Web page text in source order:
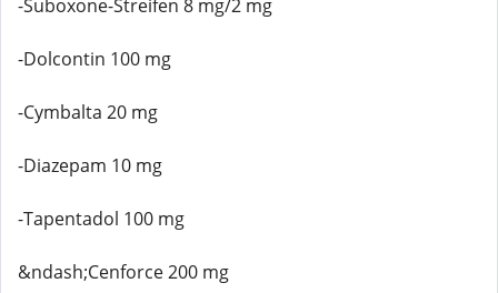
-Suboxone-Streifen 8 mg/2 mg
-Dolcontin 100 mg
-Cymbalta 20 mg
-Diazepam 10 mg
-Tapentadol 100 mg
&ndash;Cenforce 200 mg